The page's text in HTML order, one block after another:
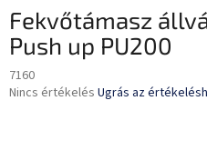
Fekvőtámasz
Push up PU200
7160
A
Nincs értékelés Ugrás az